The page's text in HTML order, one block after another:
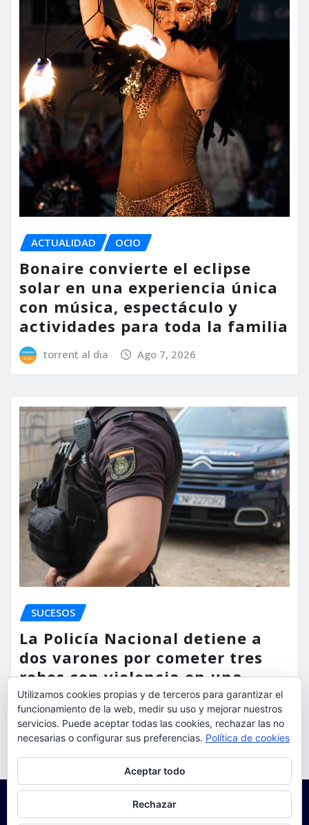
ACTUALIDAD OCIO
Bonaire convierte el eclipse
solar en una experiencia única
con música, espectáculo y
actividades para toda la familia
torrent al dia Ago 7, 2026
SUCESOS
La Policía Nacional detiene a
dos varones por cometer tres
robos con violencia en una
misma mañana
torrent al dia Ago 7, 2026
Utilizamos cookies propias y de terceros para garantizar el
funcionamiento de la web, medir su uso y mejorar nuestros
servicios. Puede aceptar todas las cookies, rechazar las no
necesarias o configurar sus preferencias. Política de cookies
Aceptar todo
Rechazar
Para obtener más información, incluido cómo gestionar las cookies,